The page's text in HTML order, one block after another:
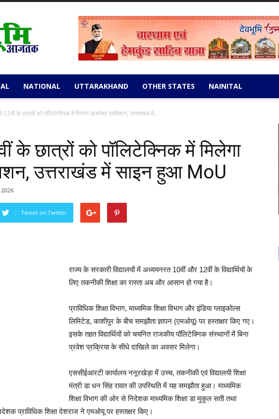
NATIONAL UTTARAKHAND OTHER STATES NAINITAL
के छात्रों को पॉलिटेक्निक में मिलेगा डायरेक्ट एडमिशन, उत्तराखंड में...
के छात्रों को पॉलिटेक्निक में मिलेगा
उत्तराखंड में साइन हुआ MoU
2026
Tweet on Twitter
राज्य के सरकारी विद्यालयों में अध्ययनरत 10वीं और 12वीं के विद्यार्थियों के
लिए तकनीकी शिक्षा का रास्ता अब और आसान हो गया है।
प्राविधिक शिक्षा विभाग, माध्यमिक शिक्षा विभाग और इंडिया ग्लाइकोल्स
लिमिटेड, काशीपुर के बीच समझौता ज्ञापन (एमओयू) पर हस्ताक्षर किए गए।
इसके तहत विद्यार्थियों को चयनित राजकीय पॉलिटेक्निक संस्थानों में बिना
प्रवेश प्रक्रिया के सीधे दाखिले का अवसर मिलेगा।
एससीईआरटी कार्यालय ननूरखेड़ा में उच्च, तकनीकी एवं विद्यालयी शिक्षा
मंत्री डा धन सिंह रावत की उपस्थिति में यह समझौता हुआ। माध्यमिक
शिक्षा विभाग की ओर से निदेशक माध्यमिक शिक्षा डा मुकुल सती तथा
प्राविधिक शिक्षा देशराज ने एमओयू पर हस्ताक्षर किए।